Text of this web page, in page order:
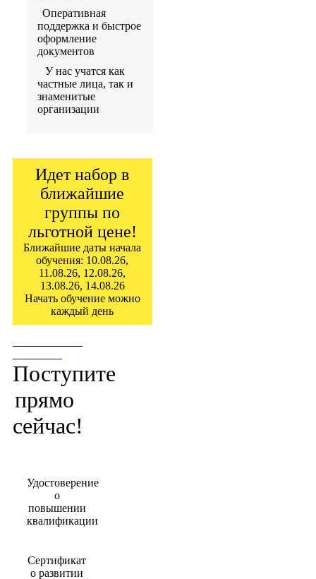
Оперативная
поддержка и быстрое
оформление
документов
У нас учатся как
частные лица, так и
знаменитые
организации
Идет набор в
ближайшие
группы по
льготной цене!
Ближайшие даты начала
обучения: 10.08.26,
11.08.26, 12.08.26,
13.08.26, 14.08.26
Начать обучение можно
каждый день
Поступите
прямо
сейчас!
Удостоверение
о
повышении
квалификации
Сертификат
о развитии